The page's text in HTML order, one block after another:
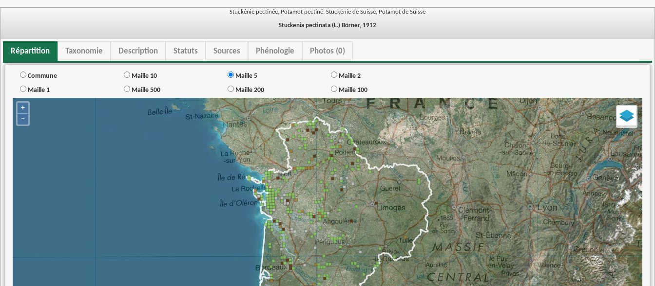
Stuckénie pectinée, Potamot pectiné, Stuckénie de Suisse, Potamot de Suisse
Stuckenia pectinata (L.) Börner, 1912
Répartition Taxonomie Description Statuts Sources Phénologie Photos (0)
Commune Maille 10 Maille 5
Maille 2
Maille 1
Maille 500 Maille 200 Maille 100
+
−